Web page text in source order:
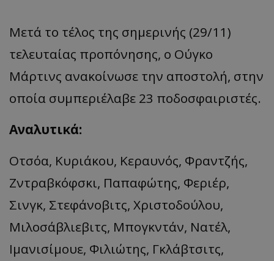
Μετά το τέλος της σημερινής (29/11)
τελευταίας προπόνησης, ο Ούγκο
Μάρτινς ανακοίνωσε την αποστολή, στην
οποία συμπεριέλαβε 23 ποδοσφαιριστές.
Αναλυτικά:
Οτσόα, Κυριάκου, Κεραυνός, Φραντζής,
Ζντραβκόφσκι, Παπαφώτης, Φεριέρ,
Σινγκ, Στεφάνοβιτς, Χριστοδούλου,
Μιλοσάβλιεβιτς, Μπογκντάν, Νατέλ,
Ιμανισίμουε, Φιλιώτης, Γκλάβτσιτς,